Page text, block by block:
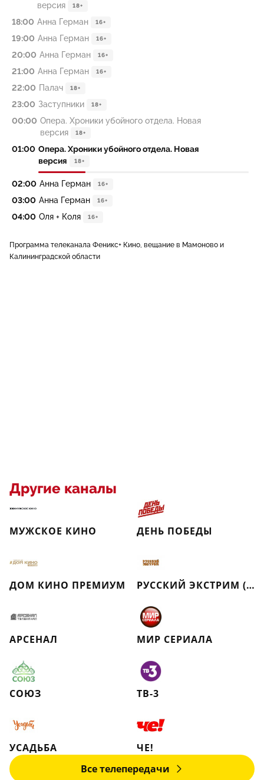
версия
18+
18:00 Анна Герман 16+
19:00 Анна Герман 16+
20:00 Анна Герман 16+
21:00 Анна Герман 16+
22:00 Палач 18+
23:00 Заступники 18+
00:00 Опера. Хроники убойного отдела. Новая
версия
18+
01:00 Опера. Хроники убойного отдела. Новая
версия
18+
02:00 Анна Герман 16+
03:00 Анна Герман 16+
04:00 Оля + Коля 16+
Программа телеканала Феникс+ Кино, вещание в Мамоново и
Калининградской области
Другие каналы
МУЖСКОЕ КИНО ДЕНЬ ПОБЕДЫ
ДОМ КИНО ПРЕМИУМ РУССКИЙ ЭКСТРИМ (РЕТРО)
АРСЕНАЛ МИР СЕРИАЛА
СОЮЗ ТВ-3
УСАДЬБА
ЧЕ!
Все телепередачи